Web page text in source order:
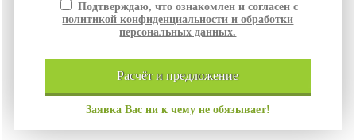
Подтверждаю, что ознакомлен и согласен с
политикой конфиденциальности и обработки
персональных данных.
расчёт ипредложение
Заявка Вас ни к чему не обязывает!